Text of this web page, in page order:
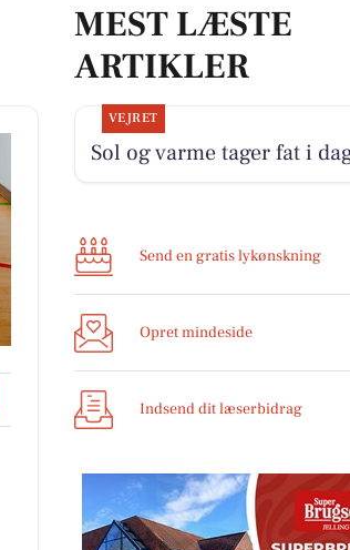
MEST LÆSTE
ARTIKLER
VEJRET
Sol og varme tager fat i
Send en gratis lykønskning
Opret mindeside
Indsend dit læserbidrag